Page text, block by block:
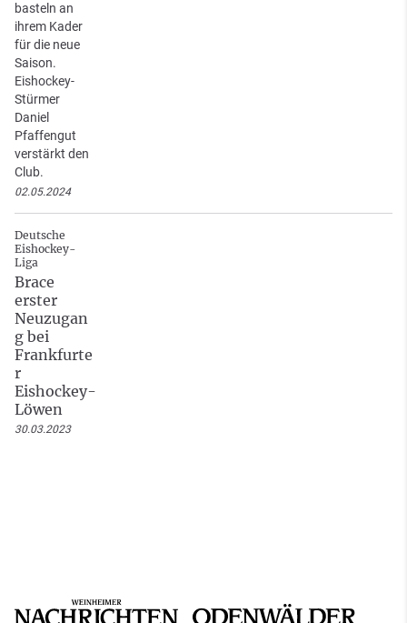
basteln an
ihrem Kader
für die neue
Saison.
Eishockey-
Stürmer
Daniel
Pfaffengut
verstärkt den
Club.
02.05.2024
Deutsche
Eishockey-
Liga
Brace
erster
Neuzugan
g bei
Frankfurte
r
Eishockey-
Löwen
30.03.2023